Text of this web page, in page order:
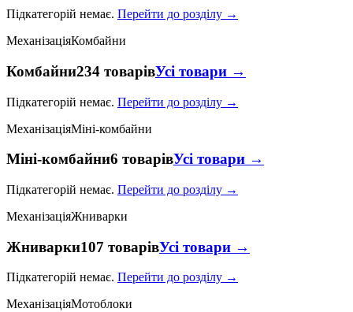
Підкатегорій немає. Перейти до розділу →
МеханізаціяКомбайни
Комбайни234 товарівУсі товари →
Підкатегорій немає. Перейти до розділу →
МеханізаціяМіні-комбайни
Міні-комбайни6 товарівУсі товари →
Підкатегорій немає. Перейти до розділу →
МеханізаціяЖниварки
Жниварки107 товарівУсі товари →
Підкатегорій немає. Перейти до розділу →
МеханізаціяМотоблоки